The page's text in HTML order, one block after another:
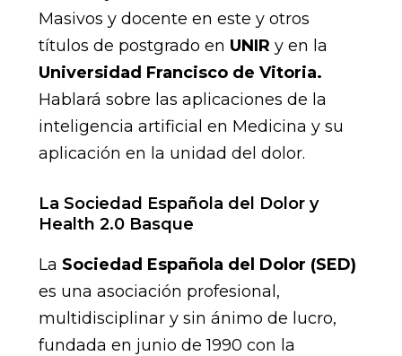
Masivos y docente en este y otros
títulos de postgrado en UNIR y en la
Universidad Francisco de Vitoria.
Hablará sobre las aplicaciones de la
inteligencia artificial en Medicina y su
aplicación en la unidad del dolor.
La Sociedad Española del Dolor y
Health 2.0 Basque
La Sociedad Española del Dolor (SED)
es una asociación profesional,
multidisciplinar y sin ánimo de lucro,
fundada en junio de 1990 con la